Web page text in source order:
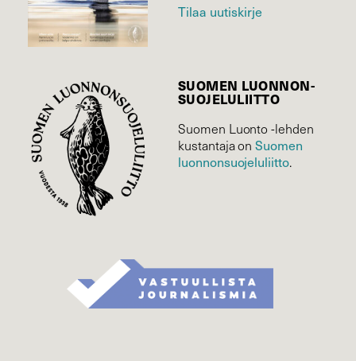
Tilaa uutiskirje
SUOMEN LUONNON­
SUOJELU­LIITTO
Suomen Luonto -lehden
kustantaja onSuomen
luonnonsuojelu­liitto.